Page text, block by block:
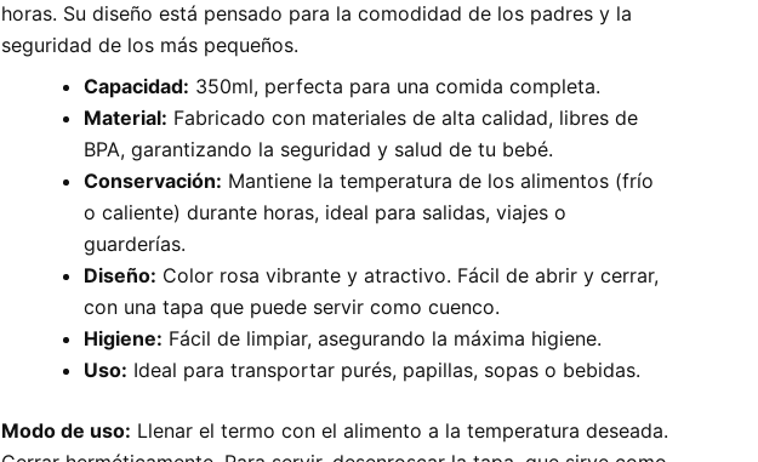
horas. Su diseño está pensado para la comodidad de los padres y la
seguridad de los más pequeños.
Capacidad: 350ml, perfecta para una comida completa.
Material: Fabricado con materiales de alta calidad, libres de
BPA, garantizando la seguridad y salud de tu bebé.
Conservación: Mantiene la temperatura de los alimentos (frío
o caliente) durante horas, ideal para salidas, viajes o
guarderías.
Diseño: Color rosa vibrante y atractivo. Fácil de abrir y cerrar,
con una tapa que puede servir como cuenco.
Higiene: Fácil de limpiar, asegurando la máxima higiene.
Uso: Ideal para transportar purés, papillas, sopas o bebidas.
Modo de uso: Llenar el termo con el alimento a la temperatura deseada.